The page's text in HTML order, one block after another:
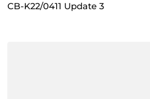
CB-K22/0411 Update 3